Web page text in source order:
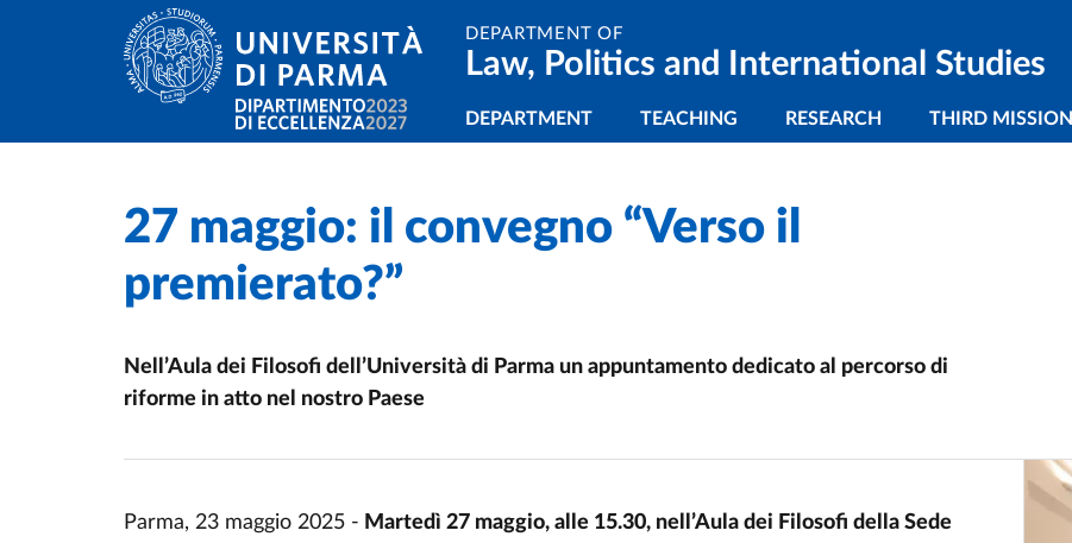
Skip to main content
Skip to footer DEPARTMENT OF
Law, Politics and International Studies
Navigazione principale
DEPARTMENT TEACHING RESEARCH THIRD MISSION
Home
27 maggio: il convegno “Verso il
premierato?”
Nell’Aula dei Filosofi dell’Università di Parma un appuntamento dedicato al percorso di
riforme in atto nel nostro Paese
Parma, 23 maggio 2025 - Martedì 27 maggio, alle 15.30, nell’Aula dei Filosofi della Sede